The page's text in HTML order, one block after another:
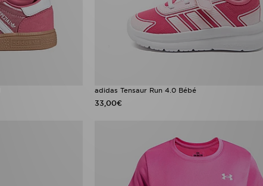
adidas Tensaur Run 4.0 Bébé
33,00€